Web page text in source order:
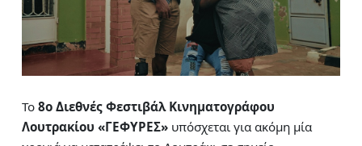
Το8ο Διεθνές Φεστιβάλ Κινηματογράφου
Λουτρακίου «ΓΕΦΥΡΕΣ» υπόσχεται για ακόμη μία